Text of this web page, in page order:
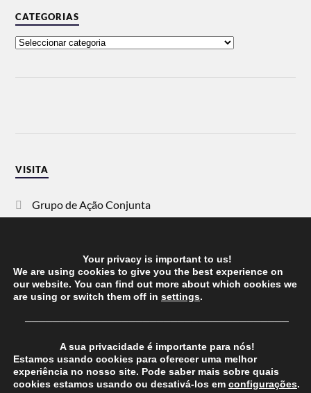
CATEGORIAS
VISITA
Grupo de Ação Conjunta
Vida Justa
dezanove
Your privacy is important to us!
We are using cookies to give you the best experience on
our website. You can find out more about which cookies we
are using or switch them off in settings.
──────────────────────────────────────
A sua privacidade é importante para nós!
Estamos usando cookies para oferecer uma melhor
experiência no nosso site. Pode saber mais sobre quais
cookies estamos usando ou desativá-los em configurações.